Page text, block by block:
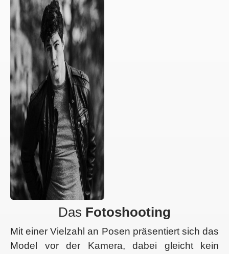
Das Fotoshooting
Mit einer Vielzahl an Posen präsentiert sich das
Model vor der Kamera, dabei gleicht kein